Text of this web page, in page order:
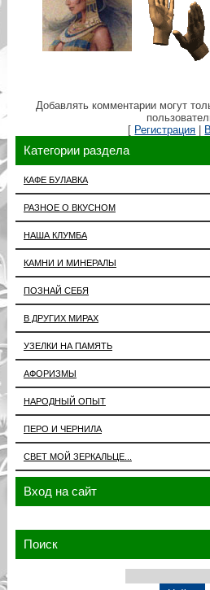
Добавлять комментарии могут
[ Регистрация |
Категории раздела
КАФЕ БУЛАВКА
РАЗНОЕ О ВКУСНОМ
НАША КЛУМБА
КАМНИ И МИНЕРАЛЫ
ПОЗНАЙ СЕБЯ
В ДРУГИХ МИРАХ
УЗЕЛКИ НА ПАМЯТЬ
АФОРИЗМЫ
НАРОДНЫЙ ОПЫТ
ПЕРО И ЧЕРНИЛА
СВЕТ МОЙ ЗЕРКАЛЬЦЕ...
Вход на сайт
Поиск